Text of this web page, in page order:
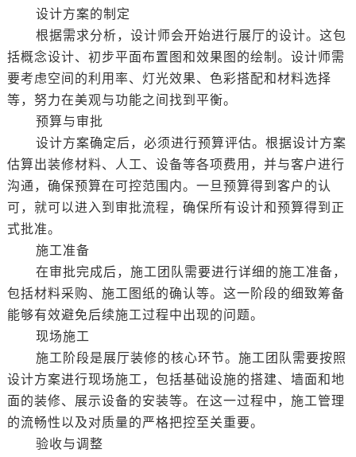
设计方案的制定
根据需求分析，设计师会开始进行展厅的设计。这包
括概念设计、初步平面布置图和效果图的绘制。设计师需
要考虑空间的利用率、灯光效果、色彩搭配和材料选择
等，努力在美观与功能之间找到平衡。
预算与审批
设计方案确定后，必须进行预算评估。根据设计方案
估算出装修材料、人工、设备等各项费用，并与客户进行
沟通，确保预算在可控范围内。一旦预算得到客户的认
可，就可以进入到审批流程，确保所有设计和预算得到正
式批准。
施工准备
在审批完成后，施工团队需要进行详细的施工准备，
包括材料采购、施工图纸的确认等。这一阶段的细致筹备
能够有效避免后续施工过程中出现的问题。
现场施工
施工阶段是展厅装修的核心环节。施工团队需要按照
设计方案进行现场施工，包括基础设施的搭建、墙面和地
面的装修、展示设备的安装等。在这一过程中，施工管理
的流畅性以及对质量的严格把控至关重要。
验收与调整